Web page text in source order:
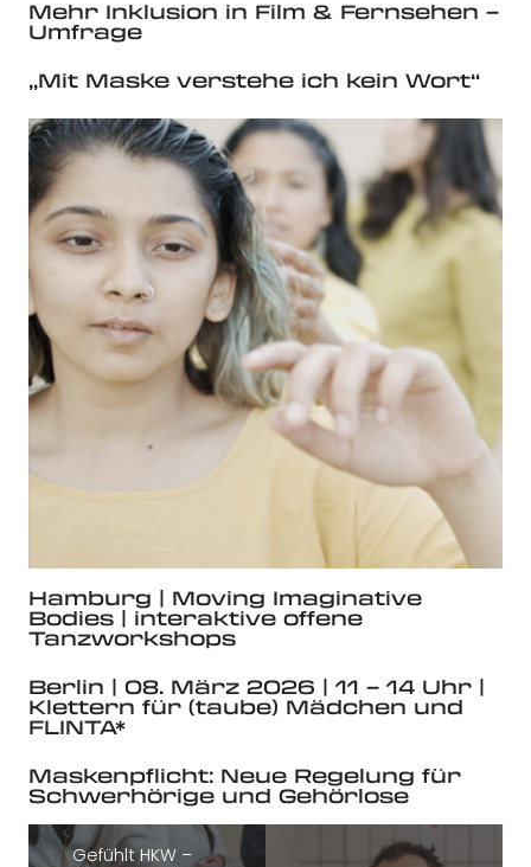
Mehr Inklusion in Film & Fernsehen –
Umfrage
„Mit Maske verstehe ich kein Wort“
Hamburg | Moving Imaginative
Bodies | interaktive offene
Tanzworkshops
Berlin | 08. März 2026 | 11 – 14 Uhr |
Klettern für (taube) Mädchen und
FLINTA*
Maskenpflicht: Neue Regelung für
Schwerhörige und Gehörlose
Gefühlt HKW –